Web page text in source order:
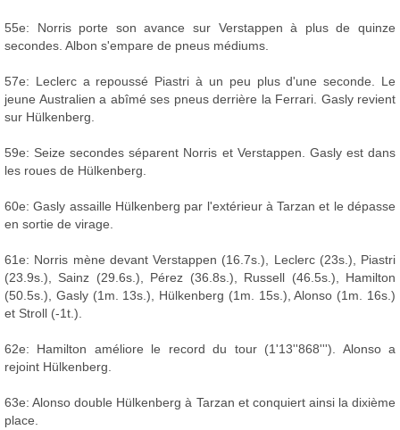
55e: Norris porte son avance sur Verstappen à plus de quinze
secondes. Albon s'empare de pneus médiums.
57e: Leclerc a repoussé Piastri à un peu plus d'une seconde. Le
jeune Australien a abîmé ses pneus derrière la Ferrari. Gasly revient
sur Hülkenberg.
59e: Seize secondes séparent Norris et Verstappen. Gasly est dans
les roues de Hülkenberg.
60e: Gasly assaille Hülkenberg par l'extérieur à Tarzan et le dépasse
en sortie de virage.
61e: Norris mène devant Verstappen (16.7s.), Leclerc (23s.), Piastri
(23.9s.), Sainz (29.6s.), Pérez (36.8s.), Russell (46.5s.), Hamilton
(50.5s.), Gasly (1m. 13s.), Hülkenberg (1m. 15s.), Alonso (1m. 16s.)
et Stroll (-1t.).
62e: Hamilton améliore le record du tour (1'13''868'''). Alonso a
rejoint Hülkenberg.
63e: Alonso double Hülkenberg à Tarzan et conquiert ainsi la dixième
place.